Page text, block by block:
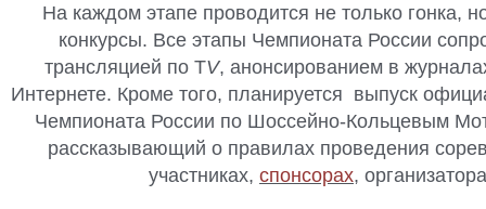
На каждом этапе проводится не только гонка,
конкурсы. Все этапы Чемпионата России
трансляцией по ТV, анонсированием в
Интернете. Кроме того, планируется выпуск
Чемпионата России по Шоссейно-Кольцевым
рассказывающий о правилах проведения
участниках, спонсорах,